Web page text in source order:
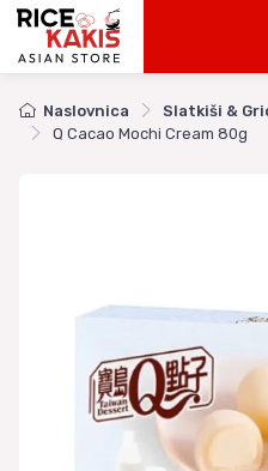
Naslovnica
Slatkiši &
Q Cacao Mochi Cream 80g